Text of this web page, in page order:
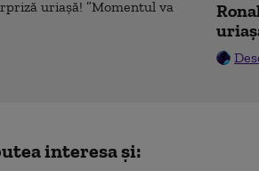
interesa și: